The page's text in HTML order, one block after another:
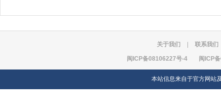
关于我们 联系我们
闽ICP备08106227号-4 闽ICP
本站信息来自于官方网站